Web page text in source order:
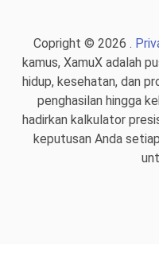
Copright © 2026 .
kamus, XamuX adalah
hidup, kesehatan, dan
penghasilan hingga
hadirkan kalkulator
keputusan Anda